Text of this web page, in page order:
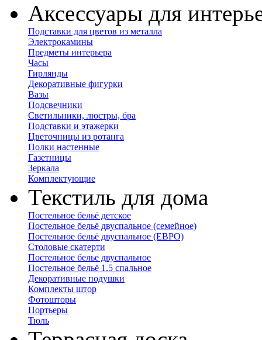
Аксессуары для
Подставки для цветов из металла
Электрокамины
Предметы интерьера
Часы
Гирлянды
Декоративные фигурки
Вазы
Подсвечники
Светильники, люстры, бра
Подставки и этажерки
Цветочницы из ротанга
Полки настенные
Газетницы
Зеркала
Комплектующие
Текстиль для дома
Постельное бельё детское
Постельное бельё двуспальное (семейное)
Постельное бельё двуспальное (ЕВРО)
Столовые скатерти
Постельное белье двуспальное
Постельное бельё 1.5 спальное
Декоративные подушки
Комплекты штор
Фотошторы
Портьеры
Тюль